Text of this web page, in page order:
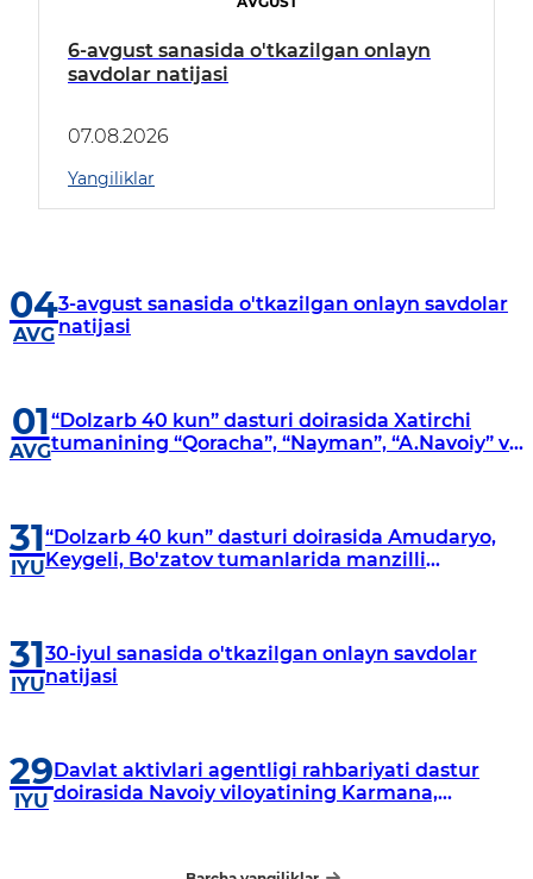
6-avgust sanasida o'tkazilgan onlayn
savdolar natijasi
07.08.2026
Yangiliklar
04
AVG
3-avgust sanasida o'tkazilgan onlayn savdolar
natijasi
01
AVG
“Dolzarb 40 kun” dasturi doirasida Xatirchi
tumanining “Qoracha”, “Nayman”, “A.Navoiy” va
31
IYU
“Dolzarb 40 kun” dasturi doirasida Amudaryo,
Keygeli, Bo'zatov tumanlarida manzilli
31
IYU
30-iyul sanasida o'tkazilgan onlayn savdolar
natijasi
29
IYU
Davlat aktivlari agentligi rahbariyati dastur
doirasida Navoiy viloyatining Karmana,